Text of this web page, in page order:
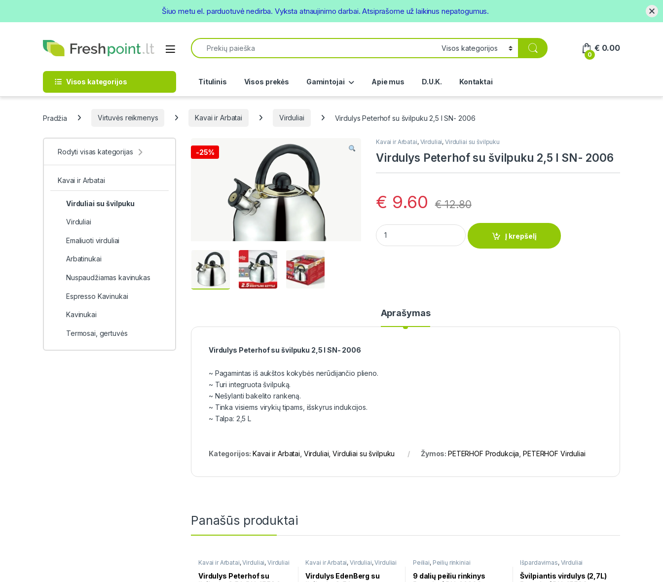
Open
Search for:
0
€ 0.00
Visos kategorijos Titulinis Visos prekės Gamintojai Apie mus D.U.K. Kontaktai
Pradžia Virtuvės reikmenys Kavai ir Arbatai Virduliai Virdulys Peterhof su švilpuku 2,5 l SN- 2006
-25%
Kavai ir Arbatai, Virduliai, Virduliai su švilpuku
Virdulys Peterhof su švilpuku 2,5 l SN- 2006
€ 9.60 €12.80
Virdulys Peterhof su švilpuku 2,5 l SN- 2006 quantity
Į krepšelį
Aprašymas
Virdulys Peterhof su švilpuku 2,5 l SN- 2006
~ Pagamintas iš aukštos kokybės nerūdijančio plieno.
~ Turi integruota švilpuką.
~ Nešylanti bakelito rankeną.
~ Tinka visiems virykių tipams, išskyrus indukcijos.
~ Talpa: 2,5 L
Kategorijos:Kavai ir Arbatai Virduliai ,Virduliai su švilpuku Žymos: PETERHOF Produkcija ,PETERHOF Virduliai
Panašūs produktai
Kavai ir Arbatai,Virduliai, Virduliai
Virdulys Peterhof su
Kavai ir Arbatai, Virduliai,Virduliai
Virdulys EdenBerg su
Peiliai, Peilių rinkiniai
9 dalių peiliu rinkinys
Išpardavimas, Virduliai
Švilpiantis virdulys (2,7L)
Rodyti visas kategorijas
Kavai ir Arbatai
Virduliai su švilpuku
Virduliai
Emaliuoti virduliai
Arbatinukai
Nuspaudžiamas kavinukas
Espresso Kavinukai
Kavinukai
Termosai, gertuvės
Šiuo metu el. parduotuvė nedirba. Vyksta atnaujinimo darbai. Atsiprašome už laikinus nepatogumus.